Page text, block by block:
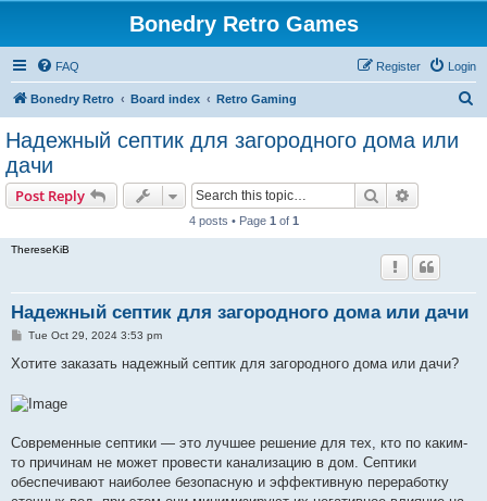
Bonedry Retro Games
FAQ Login
Register
Bonedry Retro Board index Retro Gaming
Надежный септик для загородного дома или
дачи
Post Reply Search
4 posts • Page 1 of 1
ThereseKiB
Надежный септик для загородного дома или дачи
P
s
Tue Oct 29, 2024 3:53 pm
Хотите заказать надежный септик для загородного дома или дачи?
Современные септики — это лучшее решение для тех, кто по каким-
то причинам не может провести канализацию в дом. Септики
обеспечивают наиболее безопасную и эффективную переработку